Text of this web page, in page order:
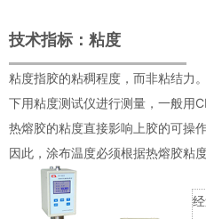
技术指标：粘度
粘度指胶的粘稠程度，而非粘结力
下用粘度测试仪进行测量，一般用
热熔胶的粘度直接影响上胶的可操
因此，涂布温度必须根据热熔胶粘度